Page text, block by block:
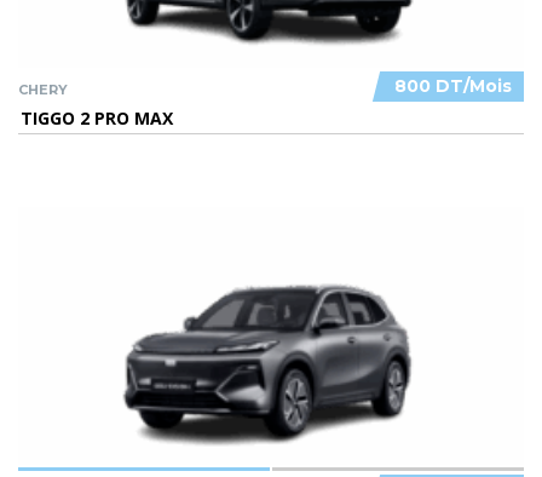
800 DT/Mois
CHERY
TIGGO 2 PRO MAX